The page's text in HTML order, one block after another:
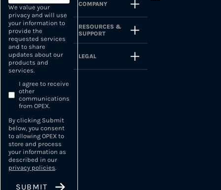
We value your
privacy and will use
your information to
provide the
requested services
and to share
updates about our
products and
services.
I agree to receive
other
communications
from OPEX.
By clicking Submit
below, you consent
to allowing OPEX to
store and process
your information as
described in our
privacy policies.
COMPANY
RESOURCES &
SUPPORT
LEGAL